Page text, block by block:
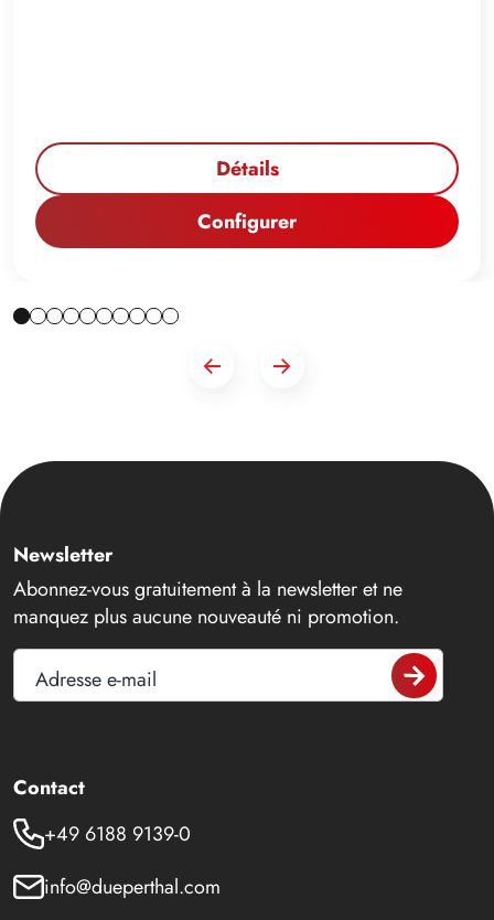
Détails
Configurer
Newsletter
Abonnez-vous gratuitement à la newsletter et ne
manquez plus aucune nouveauté ni promotion.
Adresse e-mail
Contact
+49 6188 9139-0
info@dueperthal.com